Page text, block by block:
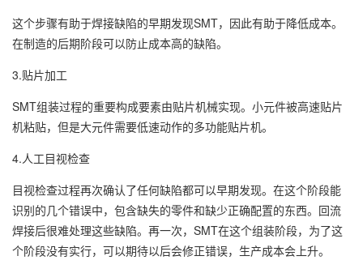
这个步骤有助于焊接缺陷的早期发现SMT，因此有助于降低成本。
在制造的后期阶段可以防止成本高的缺陷。
3.贴片加工
SMT组装过程的重要构成要素由贴片机械实现。小元件被高速贴片
机粘贴，但是大元件需要低速动作的多功能贴片机。
4.人工目视检查
目视检查过程再次确认了任何缺陷都可以早期发现。在这个阶段能
识别的几个错误中，包含缺失的零件和缺少正确配置的东西。回流
焊接后很难处理这些缺陷。再一次，SMT在这个组装阶段，为了这
个阶段没有实行，可以期待以后会修正错误，生产成本会上升。